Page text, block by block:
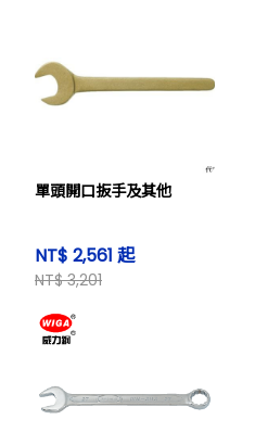
單頭開口扳手及其他
NT$ 2,561 起
NT$ 3,201